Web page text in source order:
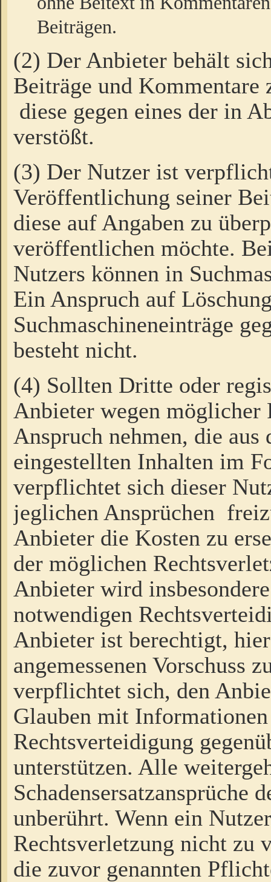
Beiträgen.
(2) Der Anbieter behält
Beiträge und Kommentare
diese gegen eines der in
verstößt.
(3) Der Nutzer ist
Veröffentlichung seiner
diese auf Angaben zu
veröffentlichen möchte.
Nutzers können in
Ein Anspruch auf
Suchmaschineneinträge
besteht nicht.
(4) Sollten Dritte oder
Anbieter wegen möglicher
Anspruch nehmen, die
eingestellten Inhalten im
verpflichtet sich dieser
jeglichen Ansprüchen
Anbieter die Kosten zu
der möglichen
Anbieter wird
notwendigen
Anbieter ist berechtigt,
angemessenen Vorschuss
verpflichtet sich, den
Glauben mit
Rechtsverteidigung
unterstützen. Alle
Schadensersatzansprüche
unberührt. Wenn ein
Rechtsverletzung nicht zu
die zuvor genannten